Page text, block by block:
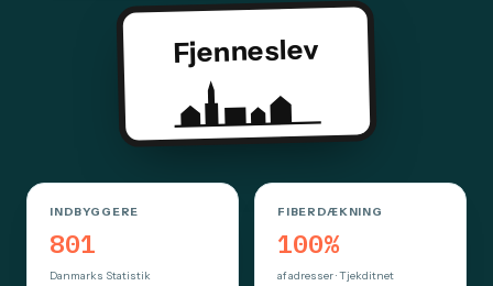
Fjenneslev
INDBYGGERE
801
Danmarks Statistik
FIBERDÆKNING
100%
af adresser · Tjekditnet